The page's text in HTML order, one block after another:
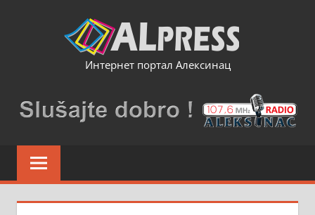
Интернет портал Алексинац